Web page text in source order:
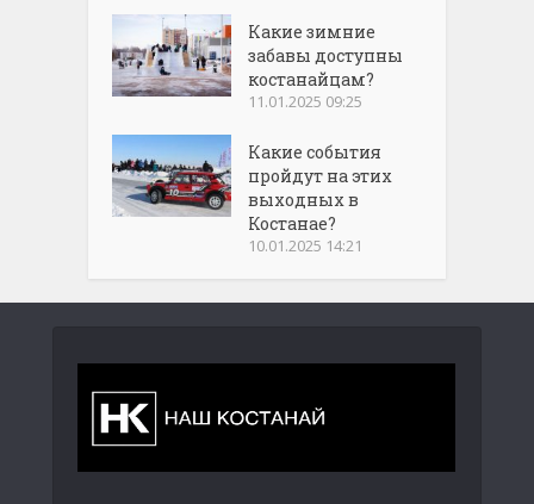
Какие зимние
забавы доступны
костанайцам?
11.01.2025 09:25
Какие события
пройдут на этих
выходных в
Костанае?
10.01.2025 14:21